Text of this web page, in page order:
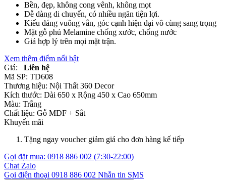
Bền, đẹp, không cong vênh, không mọt
Dễ dàng di chuyển, có nhiều ngăn tiện lợi.
Kiểu dáng vuông vắn, góc cạnh hiện đại vô cùng sang trọng
Mặt gỗ phủ Melamine chống xước, chống nước
Giá hợp lý trên mọi mặt trận.
Xem thêm điểm nổi bật
Giá:
Liên hệ
Mã SP: TD608
Thương hiệu: Nội Thất 360 Decor
Kích thước: Dài 650 x Rộng 450 x Cao 650mm
Màu: Trắng
Chất liệu: Gỗ MDF + Sắt
Khuyến mãi
Tặng ngay voucher giảm giá cho đơn hàng kế tiếp
Gọi đặt mua: 0918 886 002 (7:30-22:00)
Chat Zalo
Gọi điện thoại 0918 886 002 Nhắn tin SMS